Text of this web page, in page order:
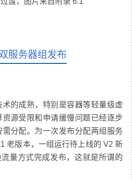
服务器组发布
术的成熟，特别是容器等轻量级虚
源受限和申请缓慢问题已经逐步
分配。为一次发布分配两组服务
老版本，一组运行待上线的 V2 新
量方式完成发布，这就是所谓的